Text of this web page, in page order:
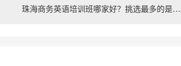
珠海商务英语培训班哪家好？挑选最多的是哪家？